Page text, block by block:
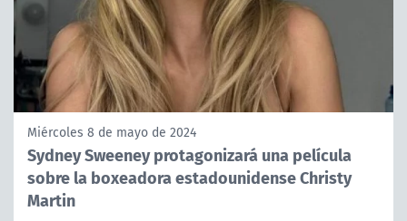
Miércoles 8 de mayo de 2024
Sydney Sweeney protagonizará una película
sobre la boxeadora estadounidense Christy
Martin